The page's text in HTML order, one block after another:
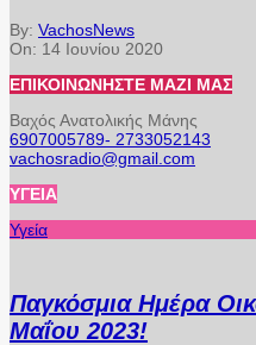
By: VachosNews
On: 14 Ιουνίου 2020
ΕΠΙΚΟΙΝΩΝΉΣΤΕ ΜΑΖΊ ΜΑΣ
Βαχός Ανατολικής Μάνης
6907005789- 2733052143
vachosradio@gmail.com
ΥΓΕΊΑ
Υγεία
Παγκόσμια Ημέρα
Μαΐου 2023!